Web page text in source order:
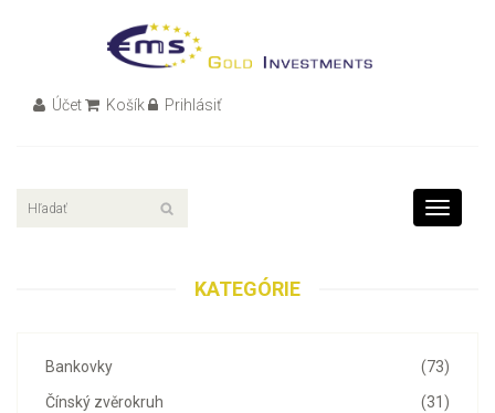
Účet Košík Prihlásiť
Toggle
KATEGÓRIE
(73)
Bankovky
(31)
Čínský zvěrokruh